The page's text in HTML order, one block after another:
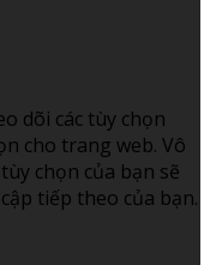
dõi các tùy chọn
cho trang web. Vô
chọn của bạn sẽ
tiếp theo của bạn.